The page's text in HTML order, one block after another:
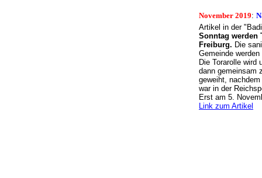
November 2019:
Artikel in der
Sonntag werden
Freiburg. Die
Gemeinde
Die Torarolle wird
dann gemeinsam
geweiht,
war in der
Erst am 5.
Link zum Artikel